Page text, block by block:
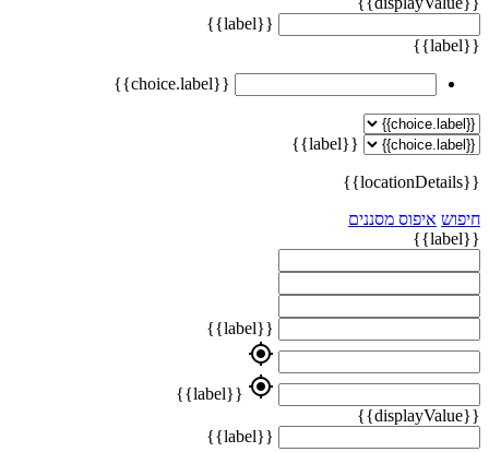
{{label}}
{{label}}
{{choice.label}}
{{label}}
{{locationDetails}}
חיפוש איפוס מסננים
{{label}}
{{label}}
my_location
my_location
{{label}}
{{displayValue}}
{{label}}